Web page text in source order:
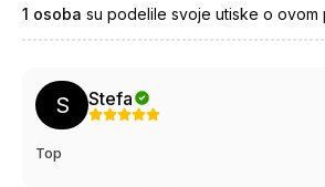
1 osoba su podelile svoje utiske o ovom
S Stefa
Top